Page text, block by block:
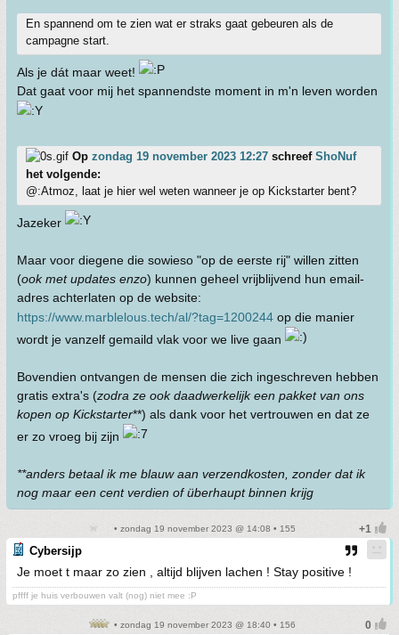
En spannend om te zien wat er straks gaat gebeuren als de
campagne start.
Als je dát maar weet!
Dat gaat voor mij het spannendste moment in m'n leven worden
Op zondag 19 november 2023 12:27 schreef ShoNuf
het volgende:
@:Atmoz, laat je hier wel weten wanneer je op Kickstarter bent?
Jazeker
Maar voor diegene die sowieso "op de eerste rij" willen zitten
(ook met updates enzo) kunnen geheel vrijblijvend hun email-
adres achterlaten op de website:
https://www.marblelous.tech/al/?tag=1200244 op die manier
wordt je vanzelf gemaild vlak voor we live gaan
Bovendien ontvangen de mensen die zich ingeschreven hebben
gratis extra's (zodra ze ook daadwerkelijk een pakket van ons
kopen op Kickstarter**) als dank voor het vertrouwen en dat ze
er zo vroeg bij zijn
**anders betaal ik me blauw aan verzendkosten, zonder dat ik
nog maar een cent verdien of überhaupt binnen krijg
• zondag 19 november 2023 @ 14:08 • 155
Cybersijp
Je moet t maar zo zien , altijd blijven lachen ! Stay positive !
pffff je huis verbouwen valt (nog) niet mee :P
• zondag 19 november 2023 @ 18:40 • 156